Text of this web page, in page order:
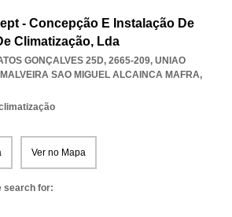
- Concepção E Instalação De
Climatização, Lda
GONÇALVES 25D, 2665-209, UNIAO
SAO MIGUEL ALCAINCA MAFRA,
Ver no Mapa
search for: